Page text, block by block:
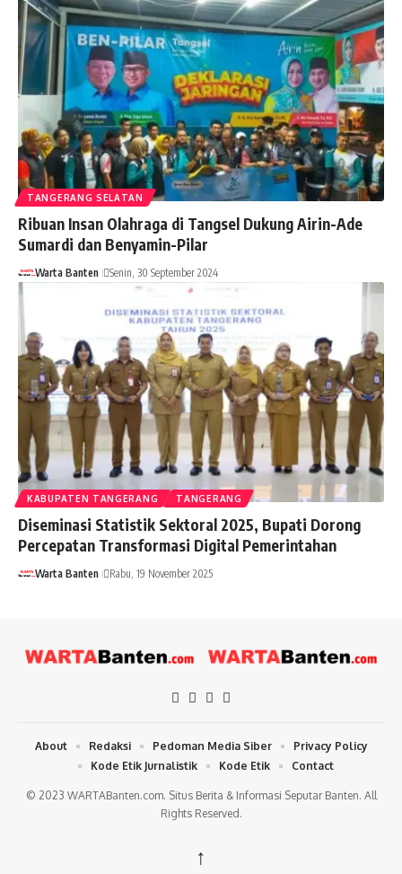
TANGERANG SELATAN
Ribuan Insan Olahraga di Tangsel Dukung Airin-Ade
Sumardi dan Benyamin-Pilar
Warta Banten Senin, 30 September 2024
KABUPATEN TANGERANG TANGERANG
Diseminasi Statistik Sektoral 2025, Bupati Dorong
Percepatan Transformasi Digital Pemerintahan
Warta Banten Rabu, 19 November 2025
© 2023 WARTABanten.com. Situs Berita & Informasi Seputar Banten. All
Rights Reserved.
About Redaksi Pedoman Media Siber
Privacy Policy
Kode Etik Jurnalistik
Kode Etik Contact
↑